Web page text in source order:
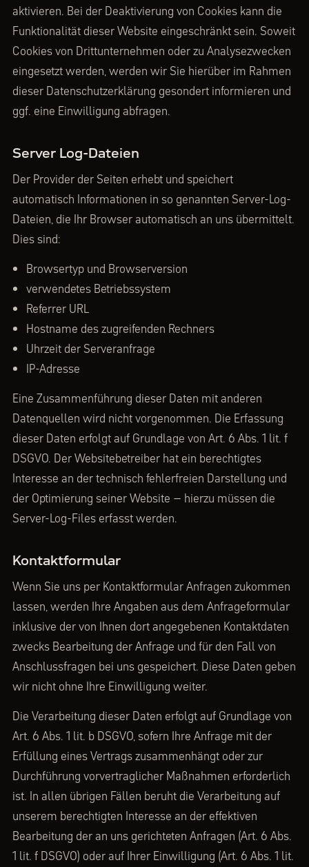
aktivieren. Bei der Deaktivierung von Cookies kann die
Funktionalität dieser Website eingeschränkt sein. Soweit
Cookies von Drittunternehmen oder zu Analysezwecken
eingesetzt werden, werden wir Sie hierüber im Rahmen
dieser Datenschutzerklärung gesondert informieren und
ggf. eine Einwilligung abfragen.
Server Log-Dateien
Der Provider der Seiten erhebt und speichert
automatisch Informationen in so genannten Server-Log-
Dateien, die Ihr Browser automatisch an uns übermittelt.
Dies sind:
Browsertyp und Browserversion
verwendetes Betriebssystem
Referrer URL
Hostname des zugreifenden Rechners
Uhrzeit der Serveranfrage
IP-Adresse
Eine Zusammenführung dieser Daten mit anderen
Datenquellen wird nicht vorgenommen. Die Erfassung
dieser Daten erfolgt auf Grundlage von Art. 6 Abs. 1 lit. f
DSGVO. Der Websitebetreiber hat ein berechtigtes
Interesse an der technisch fehlerfreien Darstellung und
der Optimierung seiner Website – hierzu müssen die
Server-Log-Files erfasst werden.
Kontaktformular
Wenn Sie uns per Kontaktformular Anfragen zukommen
lassen, werden Ihre Angaben aus dem Anfrageformular
inklusive der von Ihnen dort angegebenen Kontaktdaten
zwecks Bearbeitung der Anfrage und für den Fall von
Anschlussfragen bei uns gespeichert. Diese Daten geben
wir nicht ohne Ihre Einwilligung weiter.
Die Verarbeitung dieser Daten erfolgt auf Grundlage von
Art. 6 Abs. 1 lit. b DSGVO, sofern Ihre Anfrage mit der
Erfüllung eines Vertrags zusammenhängt oder zur
Durchführung vorvertraglicher Maßnahmen erforderlich
ist. In allen übrigen Fällen beruht die Verarbeitung auf
unserem berechtigten Interesse an der effektiven
Bearbeitung der an uns gerichteten Anfragen (Art. 6 Abs.
1 lit. f DSGVO) oder auf Ihrer Einwilligung (Art. 6 Abs. 1 lit.